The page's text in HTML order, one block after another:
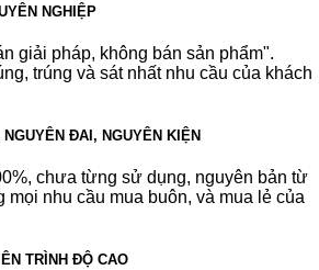
NGHIỆP
giải pháp, không bán sản phẩm".
trúng và sát nhất nhu cầu của khách
ĐAI, NGUYÊN KIỆN
chưa từng sử dụng, nguyên bản từ
nhu cầu mua buôn, và mua lẻ của
TRÌNH ĐỘ CAO